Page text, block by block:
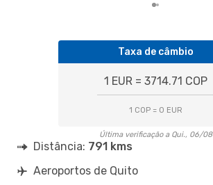
Taxa de câmbio
1 EUR = 3714.71 COP
1 COP = 0 EUR
Última verificação a Qui., 06/08
Distância: 791 kms
Aeroportos de Quito